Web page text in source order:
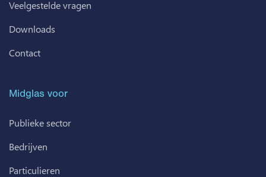
Veelgestelde vragen
Downloads
Contact
Midglas voor
Publieke sector
Bedrijven
Particulieren